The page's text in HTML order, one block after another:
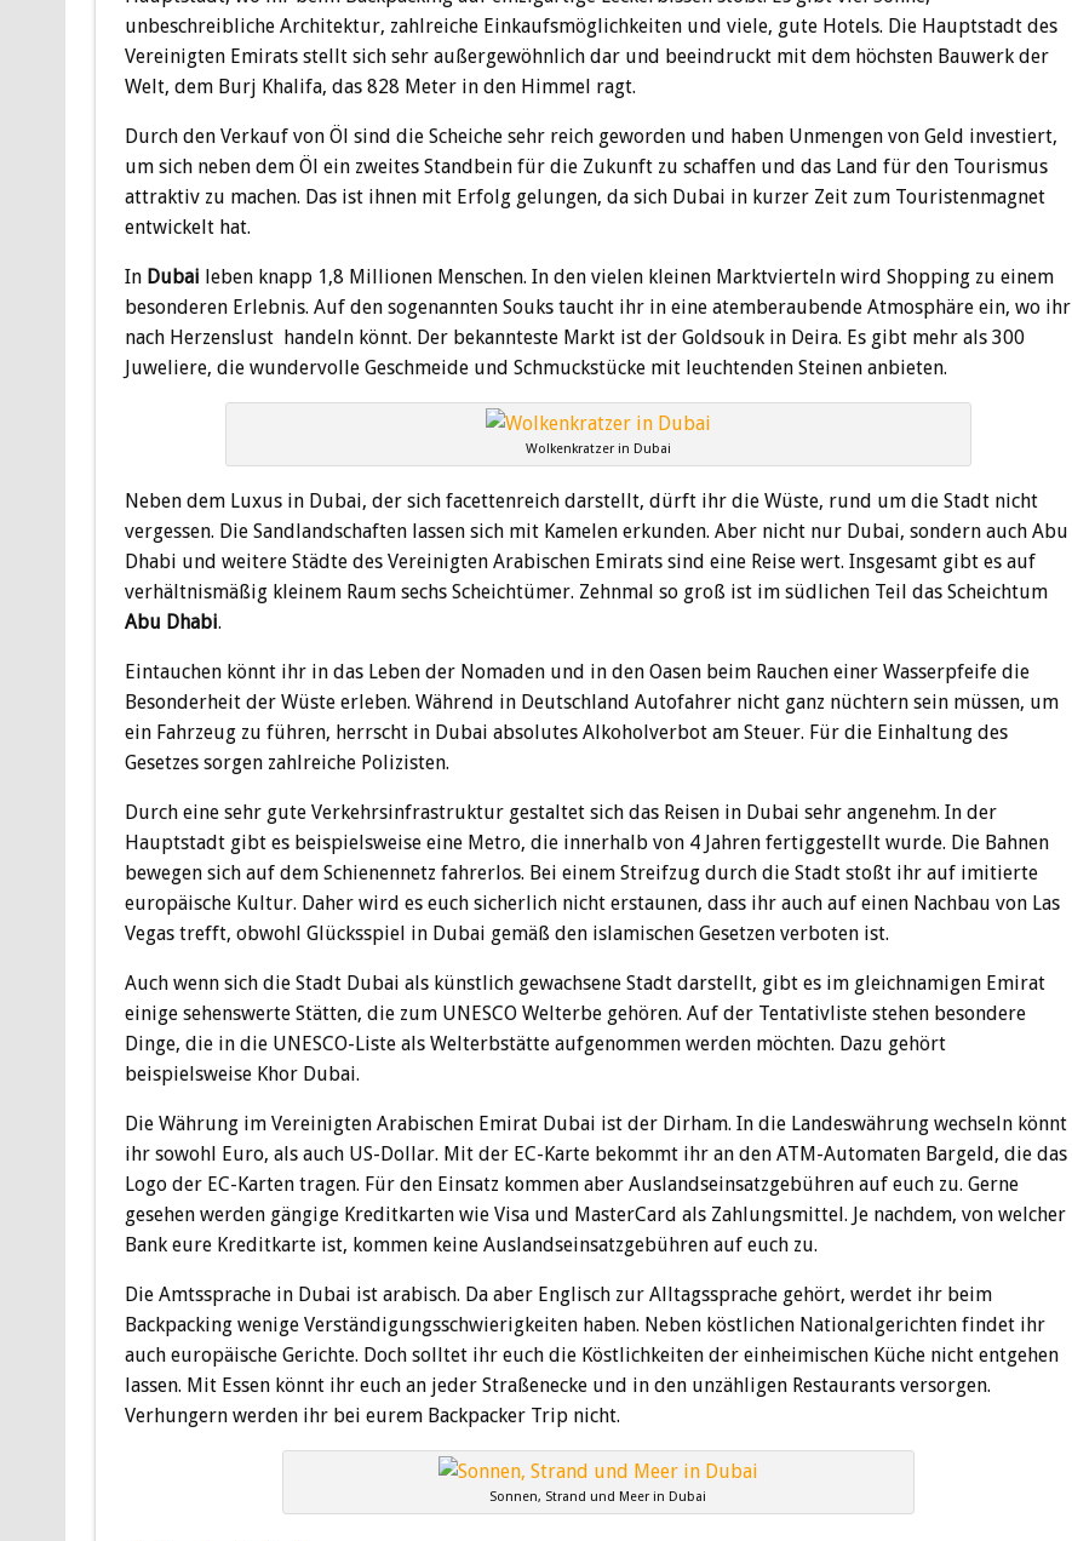
unbeschreibliche Architektur, zahlreiche Einkaufsmöglichkeiten und viele, gute Hotels. Die Hauptstadt des
Vereinigten Emirats stellt sich sehr außergewöhnlich dar und beeindruckt mit dem höchsten Bauwerk der
Welt, dem Burj Khalifa, das 828 Meter in den Himmel ragt.
Durch den Verkauf von Öl sind die Scheiche sehr reich geworden und haben Unmengen von Geld investiert,
um sich neben dem Öl ein zweites Standbein für die Zukunft zu schaffen und das Land für den Tourismus
attraktiv zu machen. Das ist ihnen mit Erfolg gelungen, da sich Dubai in kurzer Zeit zum Touristenmagnet
entwickelt hat.
In Dubai leben knapp 1,8 Millionen Menschen. In den vielen kleinen Marktvierteln wird Shopping zu einem
besonderen Erlebnis. Auf den sogenannten Souks taucht ihr in eine atemberaubende Atmosphäre ein, wo ihr
nach Herzenslust handeln könnt. Der bekannteste Markt ist der Goldsouk in Deira. Es gibt mehr als 300
Juweliere, die wundervolle Geschmeide und Schmuckstücke mit leuchtenden Steinen anbieten.
Wolkenkratzer in Dubai
Neben dem Luxus in Dubai, der sich facettenreich darstellt, dürft ihr die Wüste, rund um die Stadt nicht
vergessen. Die Sandlandschaften lassen sich mit Kamelen erkunden. Aber nicht nur Dubai, sondern auch Abu
Dhabi und weitere Städte des Vereinigten Arabischen Emirats sind eine Reise wert. Insgesamt gibt es auf
verhältnismäßig kleinem Raum sechs Scheichtümer. Zehnmal so groß ist im südlichen Teil das Scheichtum
Abu Dhabi.
Eintauchen könnt ihr in das Leben der Nomaden und in den Oasen beim Rauchen einer Wasserpfeife die
Besonderheit der Wüste erleben. Während in Deutschland Autofahrer nicht ganz nüchtern sein müssen, um
ein Fahrzeug zu führen, herrscht in Dubai absolutes Alkoholverbot am Steuer. Für die Einhaltung des
Gesetzes sorgen zahlreiche Polizisten.
Durch eine sehr gute Verkehrsinfrastruktur gestaltet sich das Reisen in Dubai sehr angenehm. In der
Hauptstadt gibt es beispielsweise eine Metro, die innerhalb von 4 Jahren fertiggestellt wurde. Die Bahnen
bewegen sich auf dem Schienennetz fahrerlos. Bei einem Streifzug durch die Stadt stoßt ihr auf imitierte
europäische Kultur. Daher wird es euch sicherlich nicht erstaunen, dass ihr auch auf einen Nachbau von Las
Vegas trefft, obwohl Glücksspiel in Dubai gemäß den islamischen Gesetzen verboten ist.
Auch wenn sich die Stadt Dubai als künstlich gewachsene Stadt darstellt, gibt es im gleichnamigen Emirat
einige sehenswerte Stätten, die zum UNESCO Welterbe gehören. Auf der Tentativliste stehen besondere
Dinge, die in die UNESCO-Liste als Welterbstätte aufgenommen werden möchten. Dazu gehört
beispielsweise Khor Dubai.
Die Währung im Vereinigten Arabischen Emirat Dubai ist der Dirham. In die Landeswährung wechseln könnt
ihr sowohl Euro, als auch US-Dollar. Mit der EC-Karte bekommt ihr an den ATM-Automaten Bargeld, die das
Logo der EC-Karten tragen. Für den Einsatz kommen aber Auslandseinsatzgebühren auf euch zu. Gerne
gesehen werden gängige Kreditkarten wie Visa und MasterCard als Zahlungsmittel. Je nachdem, von welcher
Bank eure Kreditkarte ist, kommen keine Auslandseinsatzgebühren auf euch zu.
Die Amtssprache in Dubai ist arabisch. Da aber Englisch zur Alltagssprache gehört, werdet ihr beim
Backpacking wenige Verständigungsschwierigkeiten haben. Neben köstlichen Nationalgerichten findet ihr
auch europäische Gerichte. Doch solltet ihr euch die Köstlichkeiten der einheimischen Küche nicht entgehen
lassen. Mit Essen könnt ihr euch an jeder Straßenecke und in den unzähligen Restaurants versorgen.
Verhungern werden ihr bei eurem Backpacker Trip nicht.
Sonnen, Strand und Meer in Dubai